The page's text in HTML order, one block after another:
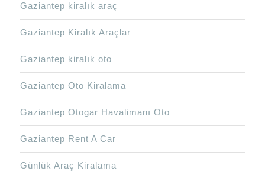
Gaziantep kiralık araç
Gaziantep Kiralık Araçlar
Gaziantep kiralık oto
Gaziantep Oto Kiralama
Gaziantep Otogar Havalimanı Oto
Gaziantep Rent A Car
Günlük Araç Kiralama